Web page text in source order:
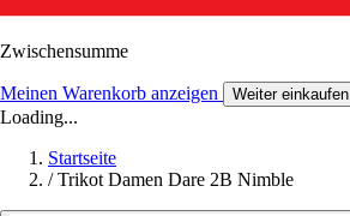
Zwischensumme
Meinen Warenkorb anzeigen Weiter einkaufen
Loading...
Startseite
/ Trikot Damen Dare 2B Nimble